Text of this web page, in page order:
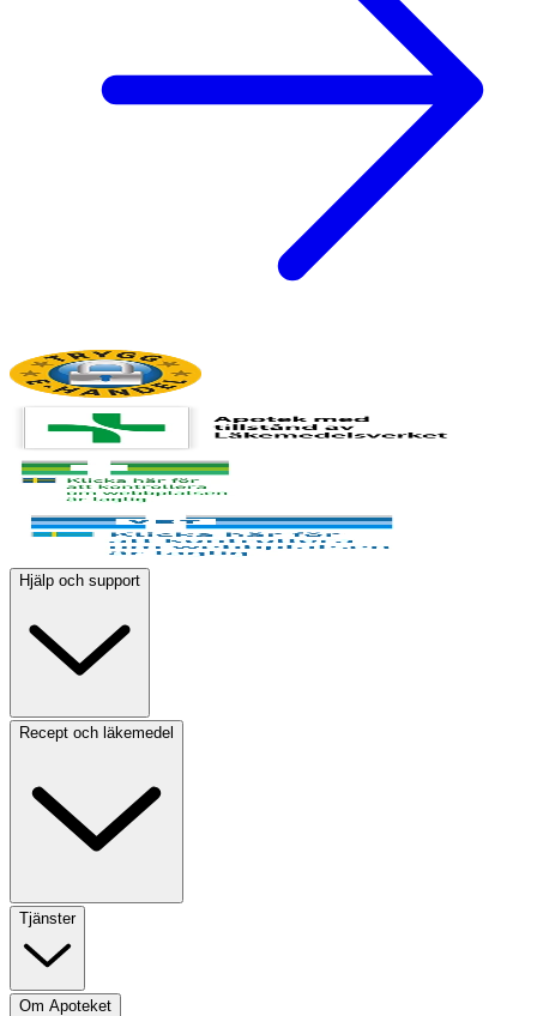
Hjälp och support
Recept och läkemedel
Tjänster
Om Apoteket